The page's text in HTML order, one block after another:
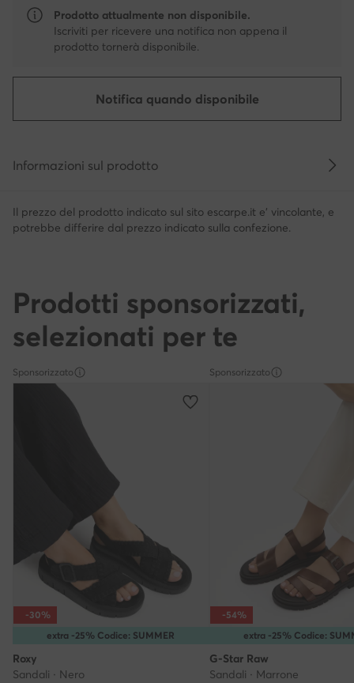
Prodotto attualmente non disponibile.
Iscriviti per ricevere una notifica non appena il
prodotto tornerà disponibile.
Notifica quando disponibile
Informazioni sul prodotto
Il prezzo del prodotto indicato sul sito escarpe.it e' vincolante, e
potrebbe differire dal prezzo indicato sulla confezione.
Prodotti sponsorizzati,
selezionati per te
Sponsorizzato
extra -25% Codice: SUMMER
-30%
Roxy
Sandali · Nero
Sponsorizzato
extra -25% Codice:
-54%
G-Star Raw
Sandali · Marrone